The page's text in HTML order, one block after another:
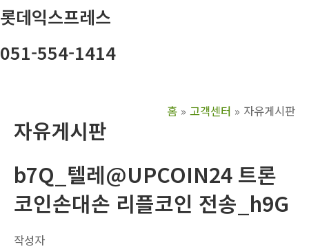
기
롯데익스프레스
051-554-1414
홈 고객센터 자유게시판
자유게시판
b7Q_텔레@UPCOIN24 트론
코인손대손 리플코인 전송_h9G
작성자